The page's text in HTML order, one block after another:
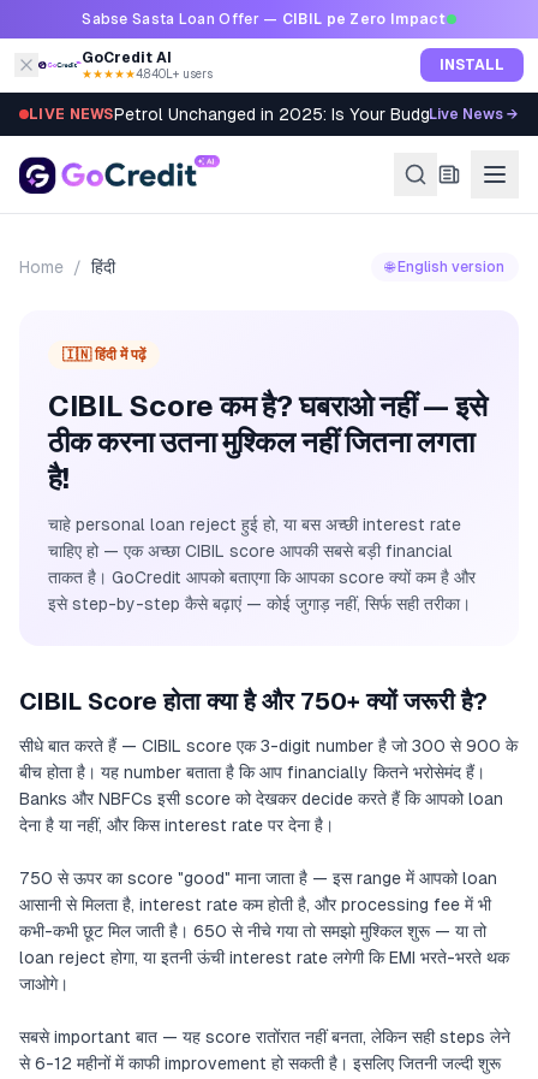
Skip to contentSabse Sasta Loan Offer — CIBIL pe Zero Impact
GoCredit AI
★★★★★4.8·40L+ users INSTALL
LIVE NEWSPetrol Unchanged in 2025: Is Your Budget Still
Live News →
Home / हिंदी 🌐 English version
🇮🇳 हिंदी में पढ़ें
CIBIL Score कम है? घबराओ नहीं — इसे
ठीक करना उतना मुश्किल नहीं जितना लगता
है!
चाहे personal loan reject हुई हो, या बस अच्छी interest rate
चाहिए हो — एक अच्छा CIBIL score आपकी सबसे बड़ी financial
ताकत है। GoCredit आपको बताएगा कि आपका score क्यों कम है और
इसे step-by-step कैसे बढ़ाएं — कोई जुगाड़ नहीं, सिर्फ सही तरीका।
CIBIL Score होता क्या है और 750+ क्यों जरूरी है?
सीधे बात करते हैं — CIBIL score एक 3-digit number है जो 300 से 900 के
बीच होता है। यह number बताता है कि आप financially कितने भरोसेमंद हैं।
Banks और NBFCs इसी score को देखकर decide करते हैं कि आपको loan
देना है या नहीं, और किस interest rate पर देना है।
750 से ऊपर का score "good" माना जाता है — इस range में आपको loan
आसानी से मिलता है, interest rate कम होती है, और processing fee में भी
कभी-कभी छूट मिल जाती है। 650 से नीचे गया तो समझो मुश्किल शुरू — या तो
loan reject होगा, या इतनी ऊंची interest rate लगेगी कि EMI भरते-भरते थक
जाओगे।
सबसे important बात — यह score रातोंरात नहीं बनता, लेकिन सही steps लेने
से 6-12 महीनों में काफी improvement हो सकती है। इसलिए जितनी जल्दी शुरू